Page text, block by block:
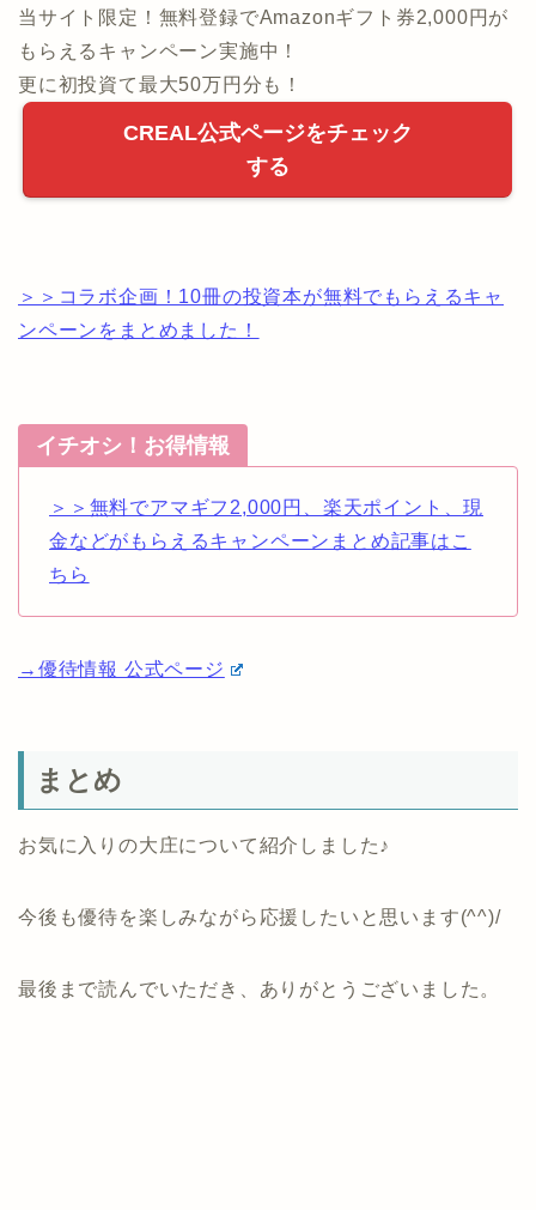
当サイト限定！無料登録でAmazonギフト券2,000円が
もらえるキャンペーン実施中！
更に初投資て最大50万円分も！
CREAL公式ページをチェック
する
＞＞コラボ企画！10冊の投資本が無料でもらえるキャ
ンペーンをまとめました！
イチオシ！お得情報
＞＞無料でアマギフ2,000円、楽天ポイント、現
金などがもらえるキャンペーンまとめ記事はこ
ちら
→優待情報 公式ページ
まとめ
お気に入りの大庄について紹介しました♪
今後も優待を楽しみながら応援したいと思います(^^)/
最後まで読んでいただき、ありがとうございました。